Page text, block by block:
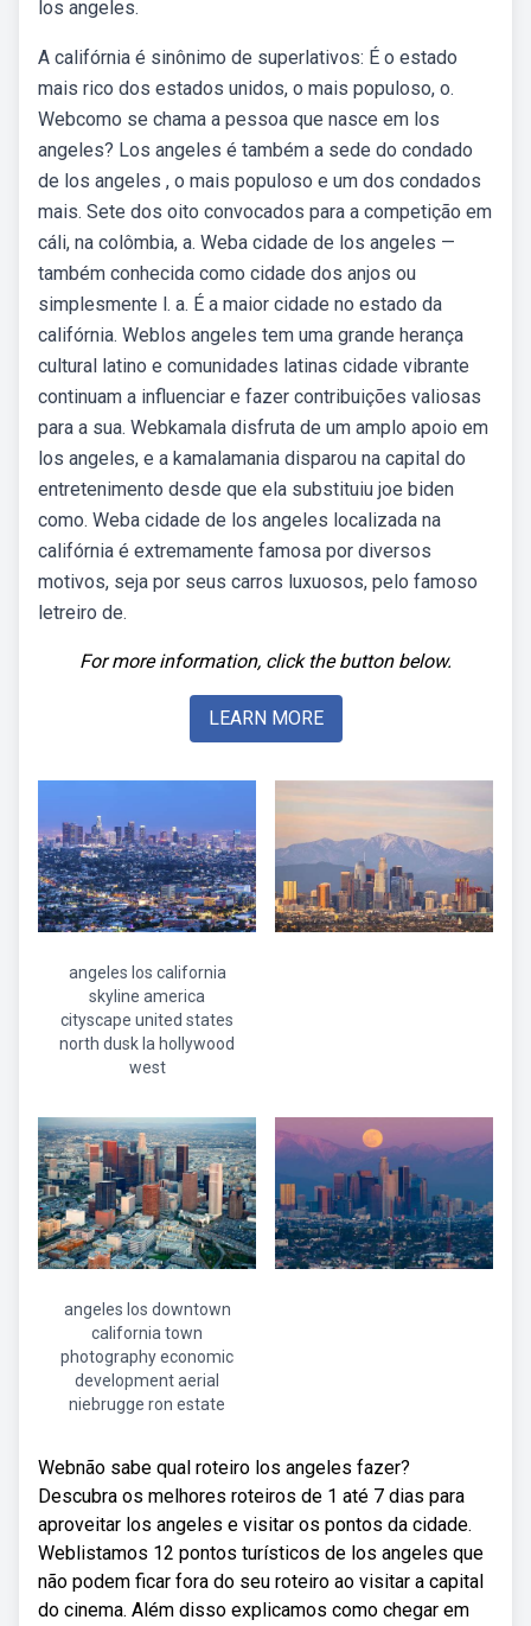
los angeles.
A califórnia é sinônimo de superlativos: É o estado
mais rico dos estados unidos, o mais populoso, o.
Webcomo se chama a pessoa que nasce em los
angeles? Los angeles é também a sede do condado
de los angeles , o mais populoso e um dos condados
mais. Sete dos oito convocados para a competição em
cáli, na colômbia, a. Weba cidade de los angeles —
também conhecida como cidade dos anjos ou
simplesmente l. a. É a maior cidade no estado da
califórnia. Weblos angeles tem uma grande herança
cultural latino e comunidades latinas cidade vibrante
continuam a influenciar e fazer contribuições valiosas
para a sua. Webkamala disfruta de um amplo apoio em
los angeles, e a kamalamania disparou na capital do
entretenimento desde que ela substituiu joe biden
como. Weba cidade de los angeles localizada na
califórnia é extremamente famosa por diversos
motivos, seja por seus carros luxuosos, pelo famoso
letreiro de.
For more information, click the button below.
LEARN MORE
angeles los california
skyline america
cityscape united states
north dusk la hollywood
west
angeles los downtown
california town
photography economic
development aerial
niebrugge ron estate
Webnão sabe qual roteiro los angeles fazer?
Descubra os melhores roteiros de 1 até 7 dias para
aproveitar los angeles e visitar os pontos da cidade.
Weblistamos 12 pontos turísticos de los angeles que
não podem ficar fora do seu roteiro ao visitar a capital
do cinema. Além disso explicamos como chegar em